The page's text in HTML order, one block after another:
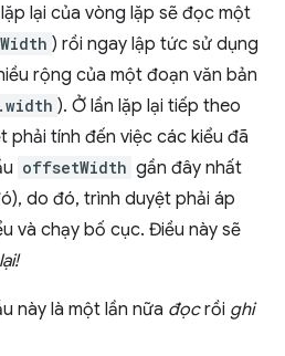
lại của vòng lặp sẽ đọc một
) rồi ngay lập tức sử dụng
rộng của một đoạn văn bản
). Ở lần lặp lại tiếp theo
phải tính đến việc các kiểu đã
offsetWidth gần đây nhất
do đó, trình duyệt phải áp
và chạy bố cục. Điều này sẽ
này là một lần nữa đọcrồi ghi